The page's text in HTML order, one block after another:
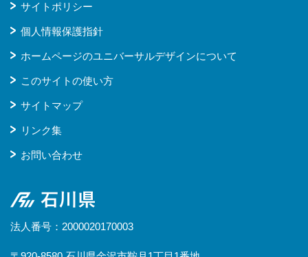
サイトポリシー
個人情報保護指針
ホームページのユニバーサルデザインについて
このサイトの使い方
サイトマップ
リンク集
お問い合わせ
石川県
法人番号：2000020170003